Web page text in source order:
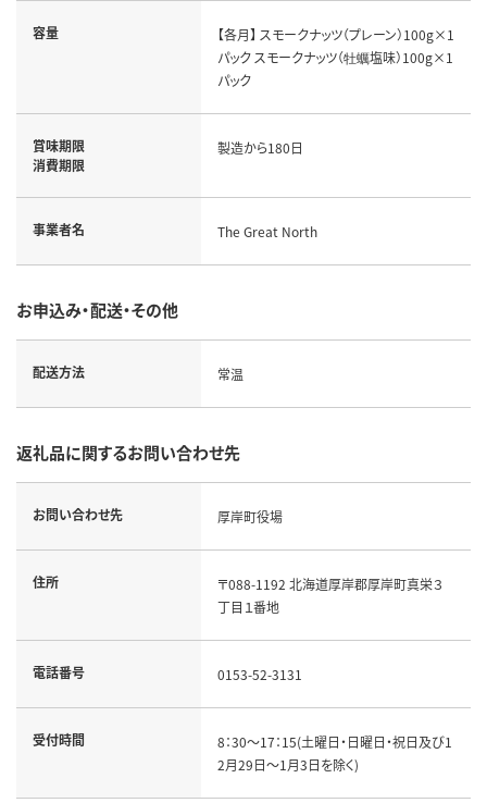
容量
【各月】 スモークナッツ（プレーン）100g×1
パック スモークナッツ（牡蠣塩味）100g×1
パック
賞味期限
消費期限
製造から180日
事業者名 The Great North
お申込み・配送・その他
配送方法 常温
返礼品に関するお問い合わせ先
お問い合わせ先 厚岸町役場
住所
〒088-1192 北海道厚岸郡厚岸町真栄３
丁目１番地
電話番号 0153-52-3131
受付時間
8：30～17：15(土曜日・日曜日・祝日及び1
2月29日～1月3日を除く)